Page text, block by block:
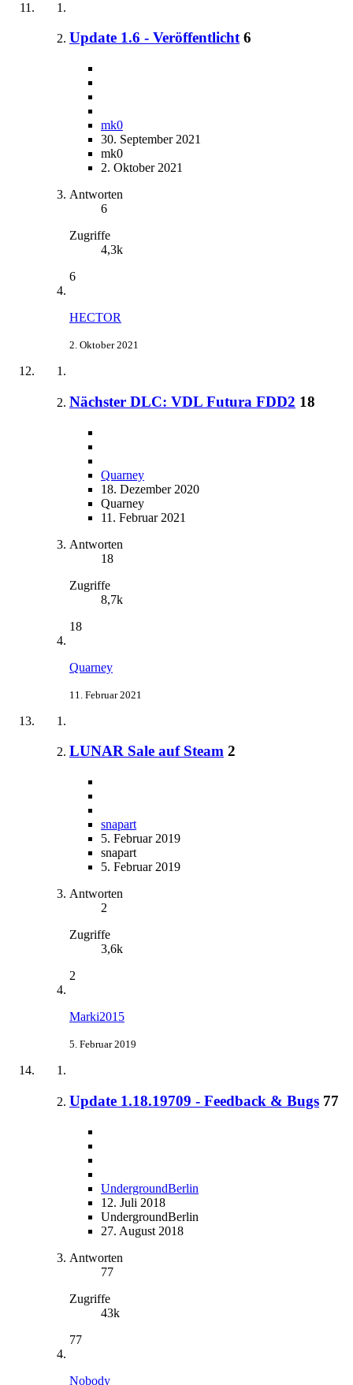
Update 1.6 - Veröffentlicht 6
mk0
30. September 2021
mk0
2. Oktober 2021
Antworten
6
Zugriffe
4,3k
6
HECTOR
2. Oktober 2021
Nächster DLC: VDL Futura FDD2 18
Quarney
18. Dezember 2020
Quarney
11. Februar 2021
Antworten
18
Zugriffe
8,7k
18
Quarney
11. Februar 2021
LUNAR Sale auf Steam 2
snapart
5. Februar 2019
snapart
5. Februar 2019
Antworten
2
Zugriffe
3,6k
2
Marki2015
5. Februar 2019
Update 1.18.19709 - Feedback & Bugs 77
UndergroundBerlin
12. Juli 2018
UndergroundBerlin
27. August 2018
Antworten
77
Zugriffe
43k
77
Nobody